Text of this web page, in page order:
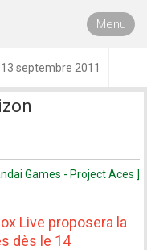
Menu
septembre 2011
Games - Project Aces ]
Live proposera la
dès le 14